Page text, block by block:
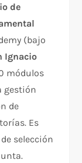
de
(bajo
Ignacio
módulos
gestión
de
Es
selección